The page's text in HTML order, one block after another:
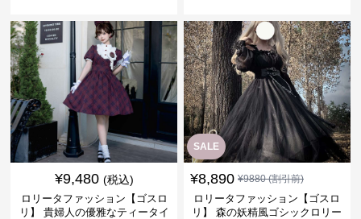
¥9,480 (税込)
ロリータファッション【ゴスロ
リ】 貴婦人の優雅なティータイ
SALE
¥8,890 ¥9880(割引前)
ロリータファッション【ゴスロ
リ】 森の妖精風ゴシックロリー